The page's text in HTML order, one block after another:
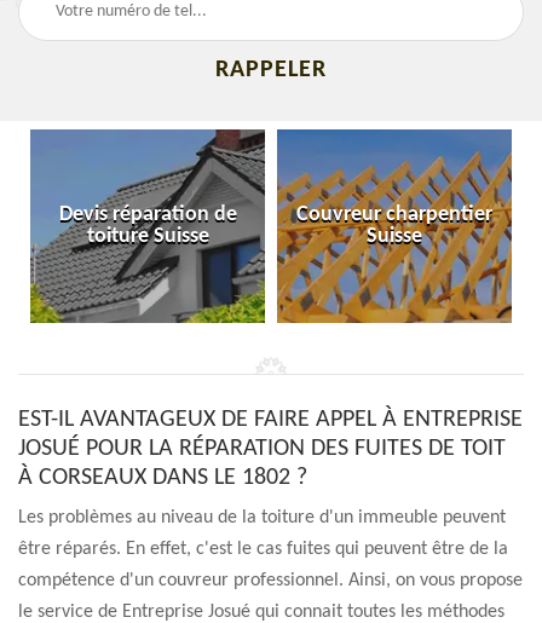
Devis réparation de
toiture Suisse
Couvreur charpentier
Suisse
EST-IL AVANTAGEUX DE FAIRE APPEL À ENTREPRISE
JOSUÉ POUR LA RÉPARATION DES FUITES DE TOIT
À CORSEAUX DANS LE 1802 ?
Les problèmes au niveau de la toiture d'un immeuble peuvent
être réparés. En effet, c'est le cas fuites qui peuvent être de la
compétence d'un couvreur professionnel. Ainsi, on vous propose
le service de Entreprise Josué qui connait toutes les méthodes